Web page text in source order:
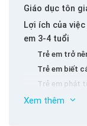
Giáo dục tôn
Lợi ích của
em 3-4 tuổi
Trẻ em trở
Trẻ em biết
Trẻ em phát
Hình thành
Xem thêm